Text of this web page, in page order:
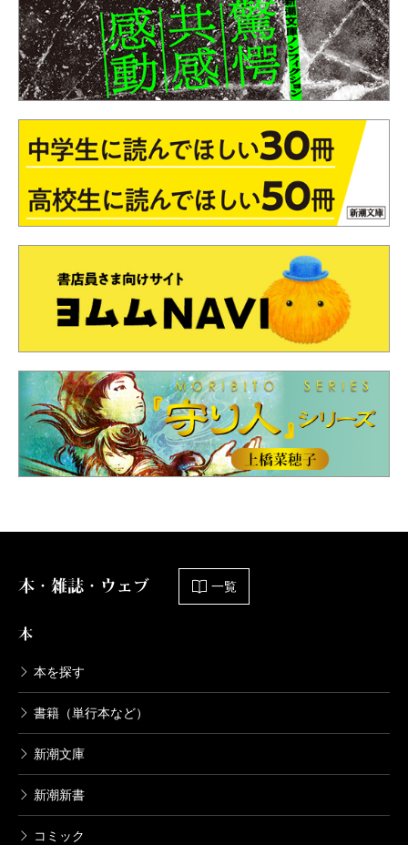
本・雑誌・ウェブ 一覧
本
本を探す
書籍（単行本など）
新潮文庫
新潮新書
コミック